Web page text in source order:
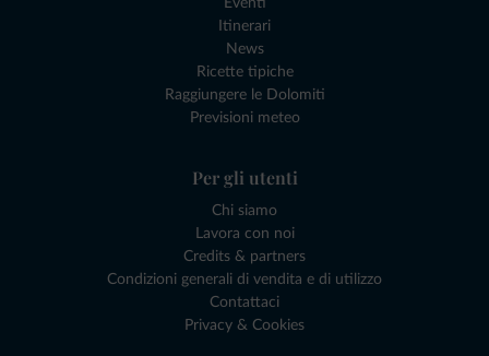
Eventi
Itinerari
News
Ricette tipiche
Raggiungere le Dolomiti
Previsioni meteo
Per gli utenti
Chi siamo
Lavora con noi
Credits & partners
Condizioni generali di vendita e di utilizzo
Contattaci
Privacy & Cookies